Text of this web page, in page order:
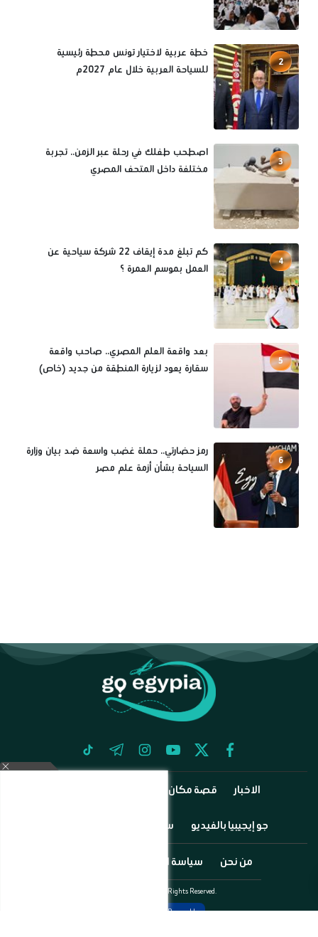
2
خطة عربية لاختيار تونس محطة رئيسية
للسياحة العربية خلال عام 2027م
3
اصطحب طفلك في رحلة عبر الزمن.. تجربة
مختلفة داخل المتحف المصري
4
كم تبلغ مدة إيقاف 22 شركة سياحية عن
العمل بموسم العمرة ؟
5
بعد واقعة العلم المصري.. صاحب واقعة
سقارة يعود لزيارة المنطقة من جديد (خاص)
6
رمز حضارتي.. حملة غضب واسعة ضد بيان وزارة
السياحة بشأن أزمة علم مصر
facebook
twitter
youtube
instagram
telegram
tiktok
الاخبار قصة مكان
جو إيجيبيا بالفيديو سياحة دينية
من نحن سياسة الخصوصية
©2025 Go Egypia All Rights Reserved.
Powered by